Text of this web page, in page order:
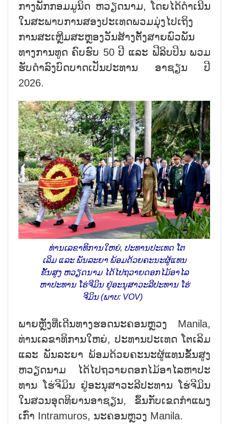
ກາງ​ພັກ​ກອມ​ມູ​ນິດ ຫວຽດ​ນາມ, ໂດຍ​ໄດ້​ດຳ​ເນີນ​
ໃນ​ສະ​ພາບ​ການ​ສອງ​ປະ​ເທດ​ພວມ​ມຸ່ງ​ໄປ​ເຖິງ​
ການ​ສະ​ເຫຼີມ​ສະຫຼອງ​ວັນ​ສ້າງ​ຕັ້ງ​ສາຍ​ພົວ​ພັນ​
ທາງ​ການ​ທູດ ຄົບ​ຮົບ 50 ປີ ແລະ ຟີ​ລິບ​ປິນ ພວມ​
ຮັບ​ດຳ​ລົງ​ບົດ​ບາດ​ເປັນ​ປະ​ທານ ອາ​ຊຽນ ປີ
2026.
ທ່ານ​ເລ​ຂາ​ທິ​ການ​ໃຫຍ່, ປະ​ທານ​ປະ​ເທດ ໂຕ​
ເລິມ ແລະ ພັນ​ລະ​ຍາ ພ້ອມ​ດ້ວຍ​ຄະ​ນະ​ຜູ້​ແທນ​
ຂັ້ນ​ສູງ ຫວຽດ​ນາມ ໄດ້​ໄປຖວາຍດອກໄມ້ອາ​ໄລ​
ຫາ​ປະ​ທານ ໂຮ່​ຈີ​ມິນ ​ຢູ່​ອະ​ນຸ​ສາ​ວະ​ລີ​ປະ​ທານ ໂຮ່​
ຈີ​ມິນ (ພາບ: VOV)
ພາຍຫຼັງ​ທີ່​ເດີນ​ທາງ​ຮອດ​ນະ​ຄອນຫຼວງ Manila,
ທ່ານ​ເລ​ຂາ​ທິ​ການ​ໃຫຍ່, ປະ​ທານ​ປະ​ເທດ ໂຕ​ເລິມ
ແລະ ພັນ​ລະ​ຍາ ພ້ອມ​ດ້ວຍ​ຄະ​ນະ​ຜູ້​ແທນ​ຂັ້ນ​ສູງ
ຫວຽດ​ນາມ ໄດ້​ໄປຖວາຍດອກໄມ້ອາ​ໄລ​ຫາ​ປະ​
ທານ ໂຮ່​ຈີ​ມິນ ​ຢູ່​ອະ​ນຸ​ສາ​ວະ​ລີ​ປະ​ທານ ໂຮ່​ຈີ​ມິນ
ໃນ​ສວນອຸດທິຍານອາ​ຊຽນ, ຂຶ້ນ​ກັບ​ເຂດ​ກຳແພງ
ເກົ່າ​ Intramuros, ນະ​ຄອນຫຼວງ Manila.